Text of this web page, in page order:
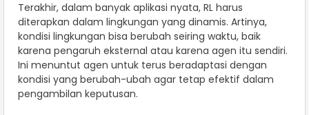
Terakhir, dalam banyak aplikasi nyata, RL harus
diterapkan dalam lingkungan yang dinamis. Artinya,
kondisi lingkungan bisa berubah seiring waktu, baik
karena pengaruh eksternal atau karena agen itu sendiri.
Ini menuntut agen untuk terus beradaptasi dengan
kondisi yang berubah-ubah agar tetap efektif dalam
pengambilan keputusan.